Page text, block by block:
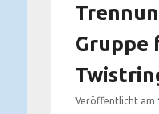
Gruppe
Veröffentlicht am